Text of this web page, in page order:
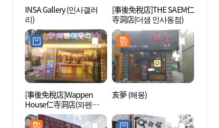
INSA Gallery (인사갤러
리)
[事後免稅店]THE SAEM仁
寺洞店(더샘 인사동점)
[事後免稅店]Wappen
House仁寺洞店(와펜하우
스 인사동점)
亥夢 (해몽)